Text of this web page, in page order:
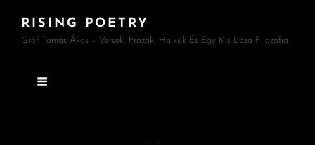
RISING POETRY
Gróf Tamás Ákos – Versek, Prózák, Haikuk És Egy Kis Laza Filozófia